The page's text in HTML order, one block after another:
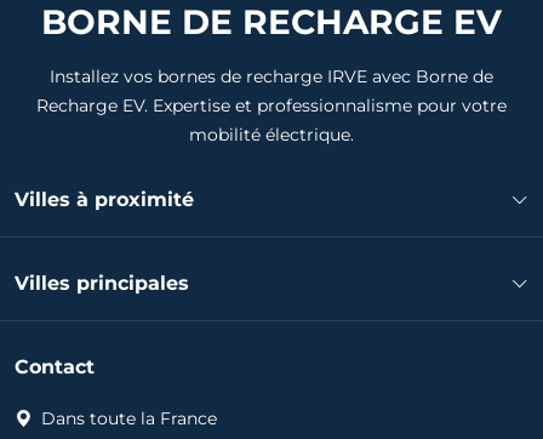
BORNE DE RECHARGE EV
Installez vos bornes de recharge IRVE avec Borne de
Recharge EV. Expertise et professionnalisme pour votre
mobilité électrique.
Villes à proximité
Installateur borne de recharge Landivisiau
Installateur borne de recharge Plouigneau
Installateur borne de recharge Plabennec
Villes principales
Installateur borne de recharge Quimper
Contact
Dans toute la France